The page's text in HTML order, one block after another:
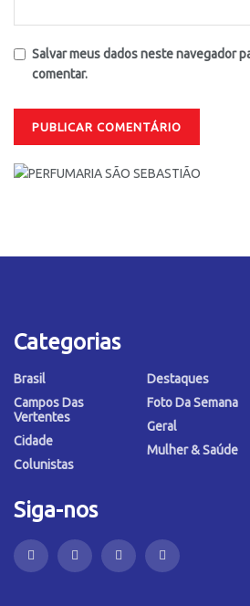
Salvar meus dados neste navegador
comentar.
Categorias
Brasil
Campos Das
Vertentes
Cidade
Colunistas
Destaques
Foto Da Semana
Geral
Mulher & Saúde
Siga-nos